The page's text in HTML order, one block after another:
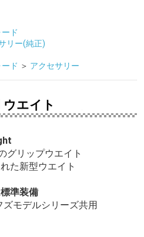
ド
リー(純正)
ド ＞ アクセサリー
エイト
グリップウエイト
た新型ウエイト
準装備
ズモデルシリーズ共用